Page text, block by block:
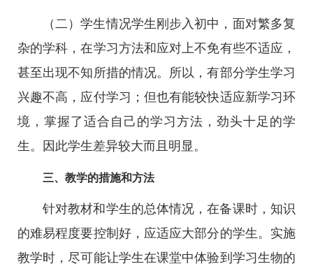
（二）学生情况学生刚步入初中，面对繁多复
杂的学科，在学习方法和应对上不免有些不适应，
甚至出现不知所措的情况。所以，有部分学生学习
兴趣不高，应付学习；但也有能较快适应新学习环
境，掌握了适合自己的学习方法，劲头十足的学
生。因此学生差异较大而且明显。
三、教学的措施和方法
针对教材和学生的总体情况，在备课时，知识
的难易程度要控制好，应适应大部分的学生。实施
教学时，尽可能让学生在课堂中体验到学习生物的